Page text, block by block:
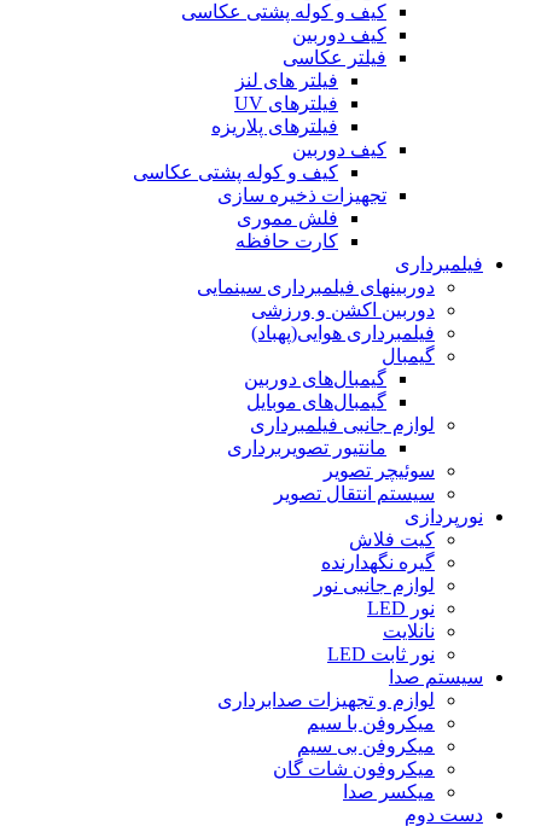
کیف و کوله پشتی عکاسی
کیف دوربین
فیلتر عکاسی
فیلتر های لنز
فیلترهای UV
فیلترهای پلاریزه
کیف دوربین
کیف و کوله پشتی عکاسی
تجهیزات ذخیره سازی
فلش مموری
کارت حافظه
فیلمبرداری
دوربینهای فیلمبرداری سینمایی
دوربین اکشن و ورزشی
فیلمبرداری هوایی(پهباد)
گیمبال
گیمبال‌های دوربین
گیمبال‌های موبایل
لوازم جانبی فیلمبرداری
مانتیور تصویربرداری
سوئیچر تصویر
سیستم انتقال تصویر
نورپردازی
کیت فلاش
گیره نگهدارنده
لوازم جانبی نور
نور LED
نانلایت
نور ثابت LED
سیستم صدا
لوازم و تجهیزات صدابرداری
میکروفن با سیم
میکروفن بی سیم
میکروفون شات گان
میکسر صدا
دست دوم